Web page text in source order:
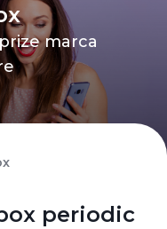
marca
periodic